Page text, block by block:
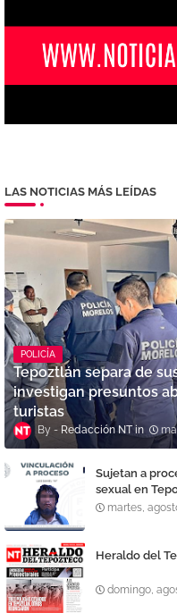
LAS NOTICIAS MÁS LEÍDAS
POLICÍA
Tepoztlán separa de
investigan presuntos
turistas
Redacción NT
Sujetan a
sexual en
martes,
Heraldo del
domingo,